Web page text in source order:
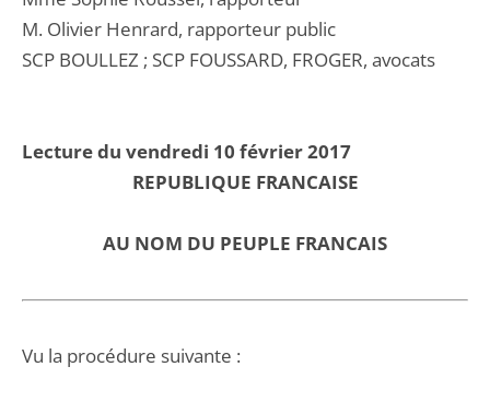
M. Olivier Henrard, rapporteur public
SCP BOULLEZ ; SCP FOUSSARD, FROGER, avocats
Lecture du vendredi 10 février 2017
REPUBLIQUE FRANCAISE
AU NOM DU PEUPLE FRANCAIS
Vu la procédure suivante :